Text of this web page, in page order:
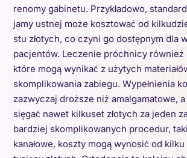
renomy gabinetu. Przykładowo,
jamy ustnej może kosztować od
stu złotych, co czyni go dostępnym dla
pacjentów. Leczenie próchnicy również
które mogą wynikać z użytych
skomplikowania zabiegu. Wypełnienia
zazwyczaj droższe niż amalgamatowe,
sięgać nawet kilkuset złotych za jeden
bardziej skomplikowanych procedur,
kanałowe, koszty mogą wynosić od